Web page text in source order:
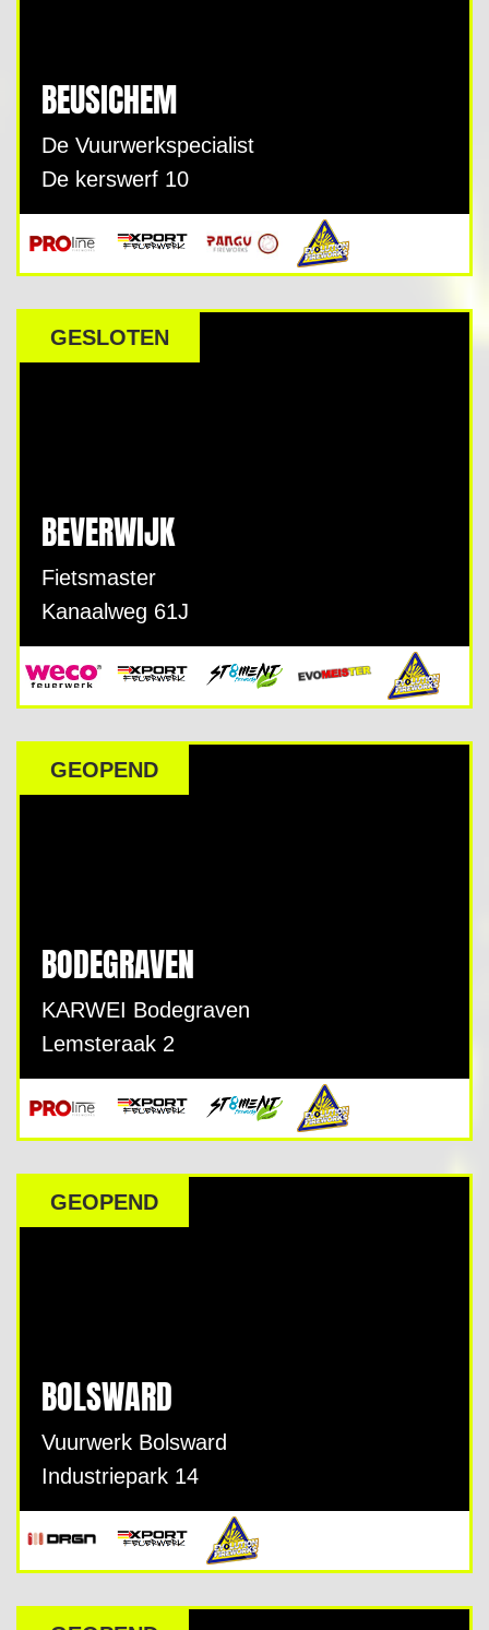
BEUSICHEM
De Vuurwerkspecialist
De kerswerf 10
GESLOTEN
BEVERWIJK
Fietsmaster
Kanaalweg 61J
GEOPEND
BODEGRAVEN
KARWEI Bodegraven
Lemsteraak 2
GEOPEND
BOLSWARD
Vuurwerk Bolsward
Industriepark 14